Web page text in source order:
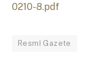
0210-8.pdf
Resmî Gazete